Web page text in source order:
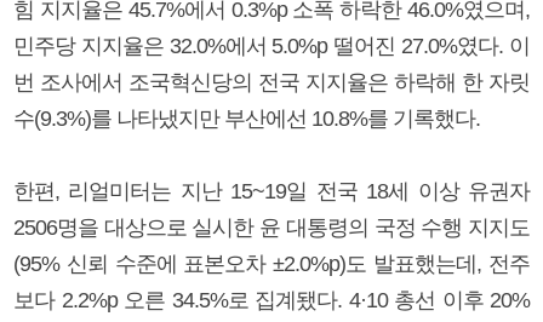
힘 지지율은 45.7%에서 0.3%p 소폭 하락한 46.0%였으며,
민주당 지지율은 32.0%에서 5.0%p 떨어진 27.0%였다. 이
번 조사에서 조국혁신당의 전국 지지율은 하락해 한 자릿
수(9.3%)를 나타냈지만 부산에선 10.8%를 기록했다.
한편, 리얼미터는 지난 15~19일 전국 18세 이상 유권자
2506명을 대상으로 실시한 윤 대통령의 국정 수행 지지도
(95% 신뢰 수준에 표본오차 ±2.0%p)도 발표했는데, 전주
보다 2.2%p 오른 34.5%로 집계됐다. 4·10 총선 이후 20%